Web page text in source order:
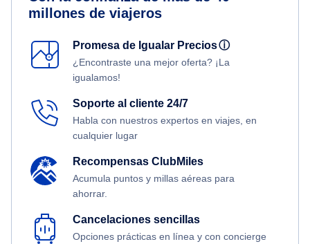
millones de viajeros
Promesa de Igualar Preciosⓘ
¿Encontraste una mejor oferta? ¡La
igualamos!
Soporte al cliente 24/7
Habla con nuestros expertos en viajes, en
cualquier lugar
Recompensas ClubMiles
Acumula puntos y millas aéreas para
ahorrar.
Cancelaciones sencillas
Opciones prácticas en línea y con concierge